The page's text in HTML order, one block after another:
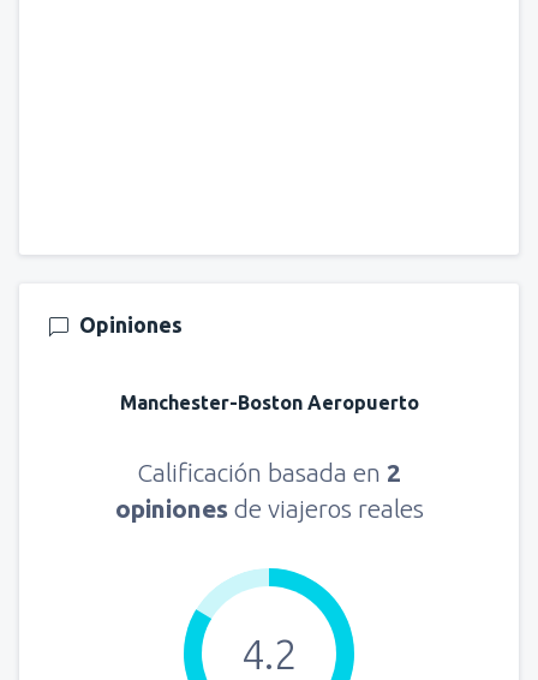
Opiniones
Manchester-Boston Aeropuerto
Calificación basada en 2
opiniones de viajeros reales
4.2